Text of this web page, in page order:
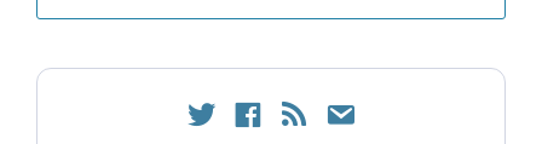
twitter facebook
rss email